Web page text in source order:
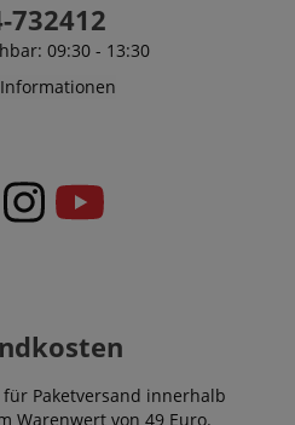
732412
09:30 - 13:30
für Paketversand innerhalb
Warenwert von 49 Euro.